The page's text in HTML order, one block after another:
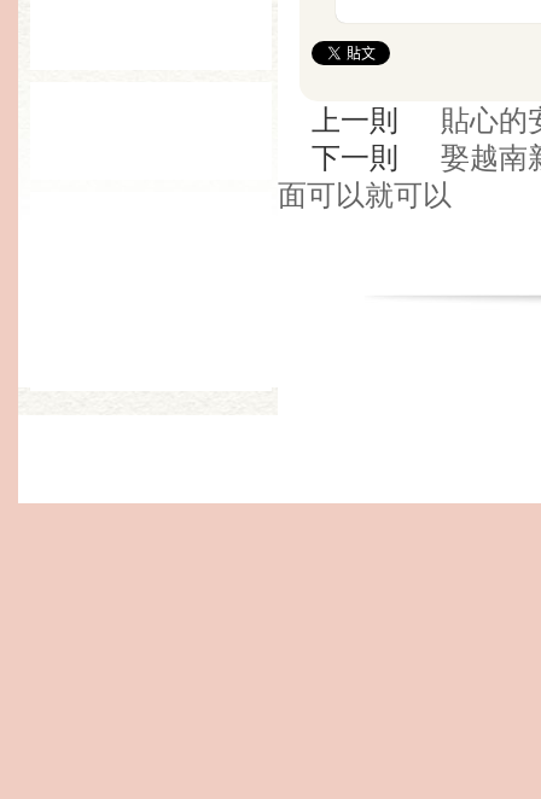
上一則
貼心的
下一則
娶越南
面可以就可以